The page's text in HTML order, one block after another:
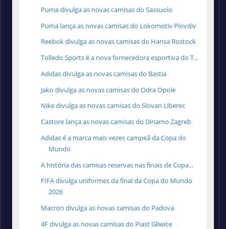
Puma divulga as novas camisas do Sassuolo
Puma lança as novas camisas do Lokomotiv Plovdiv
Reebok divulga as novas camisas do Hansa Rostock
Tolledo Sports é a nova fornecedora esportiva do T...
Adidas divulga as novas camisas do Bastia
Jako divulga as novas camisas do Odra Opole
Nike divulga as novas camisas do Slovan Liberec
Castore lança as novas camisas do Dinamo Zagreb
Adidas é a marca mais vezes campeã da Copa do
Mundo
A história das camisas reservas nas finais de Copa...
FIFA divulga uniformes da final da Copa do Mundo
2026
Macron divulga as novas camisas do Padova
4F divulga as novas camisas do Piast Gliwice